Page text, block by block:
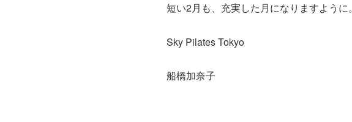
短い2月も、充実した月になりますように。
Sky Pilates Tokyo
船橋加奈子